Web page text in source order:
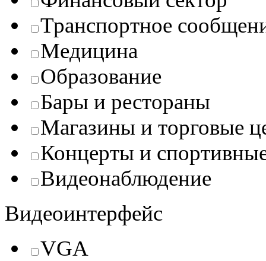
Транспортное
Медицина
Образование
Бары и рестораны
Магазины и торговые
Концерты и
Видеонаблюдение
Видеоинтерфейс
VGA